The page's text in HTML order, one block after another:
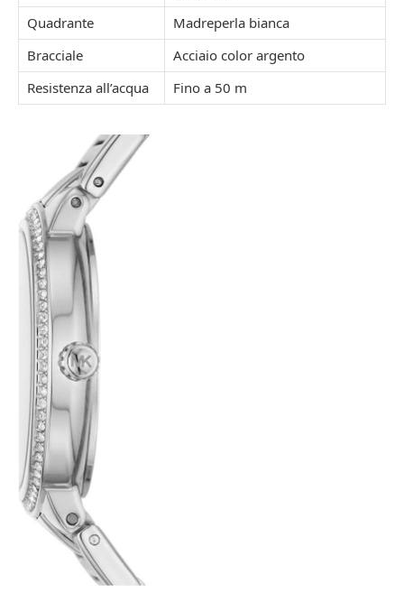
Quadrante
Madreperla bianca
Bracciale
Acciaio color argento
Resistenza all’acqua
Fino a 50 m